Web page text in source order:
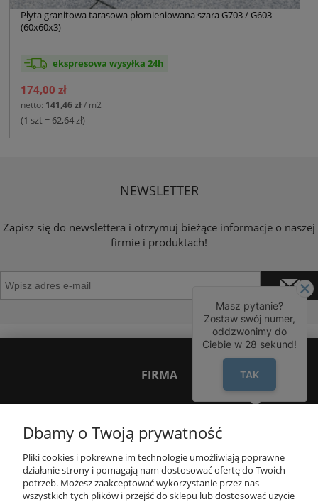
Płyta granitowa tarasowa płomieniowana szara G703 / G603
(60x60x3)
ekspresowa wysyłka 24h
174,00 zł
netto: 141,46 zł/ m2
(1 szt = 62,64 zł)
NEWSLETTER
Zapisz się do newslettera i otrzymuj bieżące informacje o naszej
firmie i produktach!
FIRMA
INFORMACJE
Dbamy o Twoją prywatność
Pliki cookies i pokrewne im technologie umożliwiają poprawne
działanie strony i pomagają nam dostosować ofertę do Twoich
potrzeb. Możesz zaakceptować wykorzystanie przez nas
wszystkich tych plików i przejść do sklepu lub dostosować użycie
Masz pytanie?
Zostaw swój numer,
oddzwonimy do
Ciebie w 28 sekund!
TAK